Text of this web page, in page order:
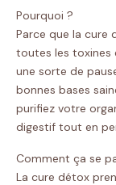
Pourquoi ?
Parce que la cure
toutes les toxines
une sorte de
bonnes bases
purifiez votre
digestif tout en
Comment ça se
La cure détox